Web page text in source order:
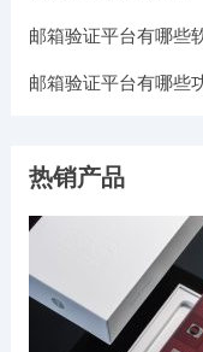
邮箱验证平台有哪些
邮箱验证平台有哪些
热销产品